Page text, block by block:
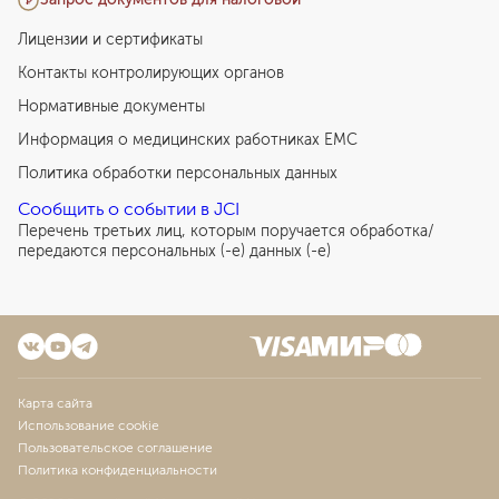
Лицензии и сертификаты
Контакты контролирующих органов
Нормативные документы
Информация о медицинских работниках EMC
Политика обработки персональных данных
Сообщить о событии в JCI
Перечень третьих лиц, которым поручается обработка/
передаются персональных (-е) данных (-е)
Карта сайта
Использование cookie
Пользовательское соглашение
Политика конфиденциальности